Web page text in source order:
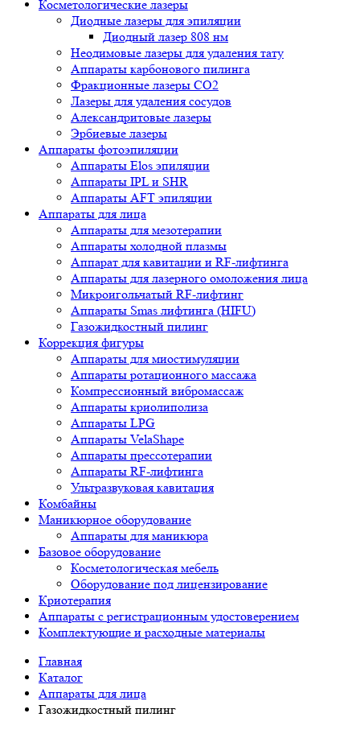
Косметологические лазеры
Диодные лазеры для эпиляции
Диодный лазер 808 нм
Неодимовые лазеры для удаления тату
Аппараты карбонового пилинга
Фракционные лазеры CO2
Лазеры для удаления сосудов
Александритовые лазеры
Эрбиевые лазеры
Аппараты фотоэпиляции
Аппараты Elos эпиляции
Аппараты IPL и SHR
Аппараты AFT эпиляции
Аппараты для лица
Аппараты для мезотерапии
Аппараты холодной плазмы
Аппарат для кавитации и RF-лифтинга
Аппараты для лазерного омоложения лица
Микроигольчатый RF-лифтинг
Аппараты Smas лифтинга (HIFU)
Газожидкостный пилинг
Коррекция фигуры
Аппараты для миостимуляции
Аппараты ротационного массажа
Компрессионный вибромассаж
Аппараты криолиполиза
Аппараты LPG
Аппараты VelaShape
Аппараты прессотерапии
Аппараты RF-лифтинга
Ультразвуковая кавитация
Комбайны
Маникюрное оборудование
Аппараты для маникюра
Базовое оборудование
Косметологическая мебель
Оборудование под лицензирование
Криотерапия
Аппараты c регистрационным удостоверением
Комплектующие и расходные материалы
Главная
Каталог
Аппараты для лица
Газожидкостный пилинг